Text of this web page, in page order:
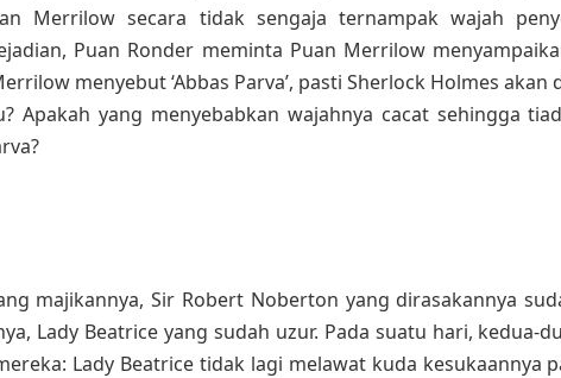
Merrilow secara tidak sengaja ternampak wajah
Puan Ronder meminta Puan Merrilow
menyebut ‘Abbas Parva’, pasti Sherlock Holmes
yang menyebabkan wajahnya cacat sehingga
majikannya, Sir Robert Noberton yang dirasakannya
Lady Beatrice yang sudah uzur. Pada suatu hari, kedua-
Lady Beatrice tidak lagi melawat kuda kesukaannya